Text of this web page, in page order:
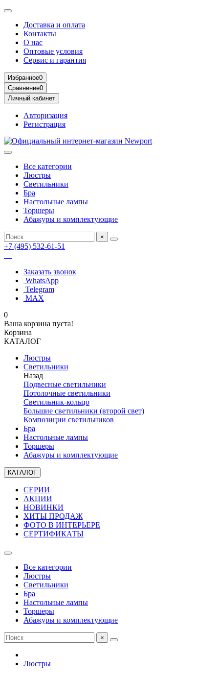
Доставка и оплата
Контакты
О нас
Оптовые условия
Сервис и гарантия
Избранное0
Сравнение0
Личный кабинет
Авторизация
Регистрация
Все категории
Люстры
Светильники
Бра
Настольные лампы
Торшеры
Абажуры и комплектующие
×
+7 (495) 532-61-51
Заказать звонок
WhatsApp
Telegram
MAX
0
Ваша корзина пуста!
Корзина
КАТАЛОГ
Люстры
Светильники
Назад
Подвесные светильники
Потолочные светильники
Светильник-кольцо
Большие светильники (второй свет)
Композиции светильников
Бра
Настольные лампы
Торшеры
Абажуры и комплектующие
КАТАЛОГ
СЕРИИ
АКЦИИ
НОВИНКИ
ХИТЫ ПРОДАЖ
ФОТО В ИНТЕРЬЕРЕ
СЕРТИФИКАТЫ
Все категории
Люстры
Светильники
Бра
Настольные лампы
Торшеры
Абажуры и комплектующие
×
Люстры